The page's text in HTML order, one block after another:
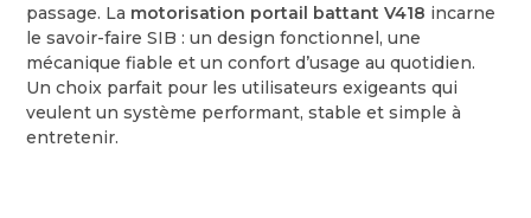
passage. La motorisation portail battant V418 incarne
le savoir-faire SIB : un design fonctionnel, une
mécanique fiable et un confort d’usage au quotidien.
Un choix parfait pour les utilisateurs exigeants qui
veulent un système performant, stable et simple à
entretenir.